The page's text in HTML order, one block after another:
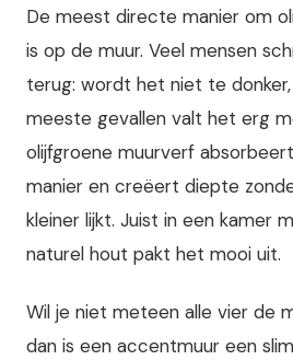
De meest directe manier om
is op de muur. Veel mensen
terug: wordt het niet te
meeste gevallen valt het erg
olijfgroene muurverf
manier en creëert diepte
kleiner lijkt. Juist in een kamer
naturel hout pakt het mooi uit.
Wil je niet meteen alle vier de
dan is een accentmuur een